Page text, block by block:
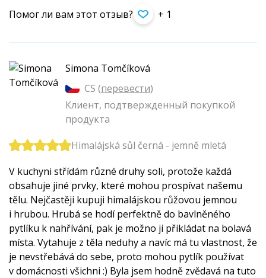
Помог ли вам этот отзыв? + 1
Simona Tomčíková
CS (перевести)
Клиент, подтвержденный покупкой
продукта
Himalájská sůl černá - jemně mletá
V kuchyni střídám různé druhy soli, protože každá
obsahuje jiné prvky, které mohou prospívat našemu
tělu. Nejčastěji kupuji himalájskou růžovou jemnou
i hrubou. Hrubá se hodí perfektně do bavlněného
pytlíku k nahřívání, pak je možno ji přikládat na bolavá
místa. Vytahuje z těla neduhy a navíc má tu vlastnost, že
je nevstřebává do sebe, proto mohou pytlík používat
v domácnosti všichni :) Byla jsem hodně zvědavá na tuto